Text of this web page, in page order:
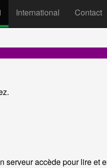
accède pour lire et
International Contact